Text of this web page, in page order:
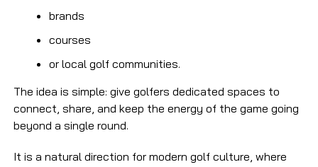
brands
courses
or local golf communities.
The idea is simple: give golfers dedicated spaces to
connect, share, and keep the energy of the game going
beyond a single round.
It is a natural direction for modern golf culture, where